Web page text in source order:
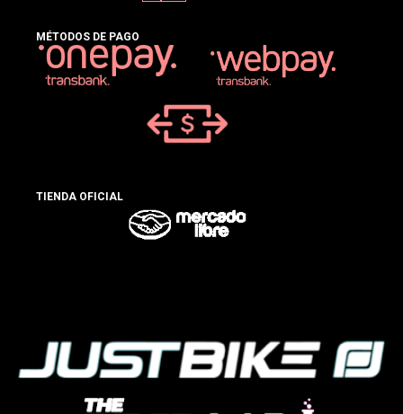
MÉTODOS DE PAGO
TIENDA OFICIAL